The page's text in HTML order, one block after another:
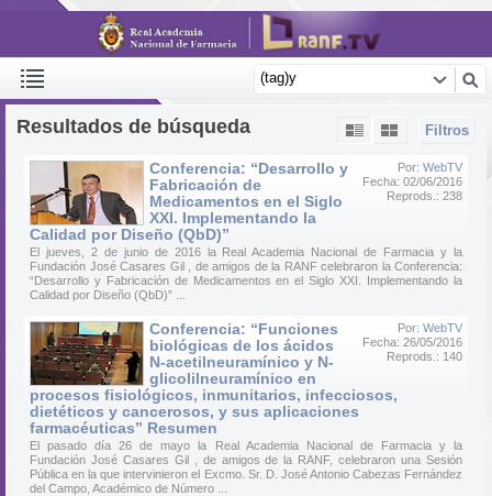
Filtros
Resultados de búsqueda
Por: WebTV
Fecha: 02/06/2016
Reprods.: 238
Conferencia: “Desarrollo y
Fabricación de
Medicamentos en el Siglo
XXI. Implementando la
Calidad por Diseño (QbD)”
El jueves, 2 de junio de 2016 la Real Academia Nacional de Farmacia y la
Fundación José Casares Gil , de amigos de la RANF celebraron la Conferencia:
“Desarrollo y Fabricación de Medicamentos en el Siglo XXI. Implementando la
Calidad por Diseño (QbD)” ...
Por: WebTV
Fecha: 26/05/2016
Reprods.: 140
Conferencia: “Funciones
biológicas de los ácidos
N-acetilneuramínico y N-
glicolilneuramínico en
procesos fisiológicos, inmunitarios, infecciosos,
dietéticos y cancerosos, y sus aplicaciones
farmacéuticas” Resumen
El pasado día 26 de mayo la Real Academia Nacional de Farmacia y la
Fundación José Casares Gil , de amigos de la RANF, celebraron una Sesión
Pública en la que intervinieron el Excmo. Sr. D. José Antonio Cabezas Fernández
del Campo, Académico de Número ...